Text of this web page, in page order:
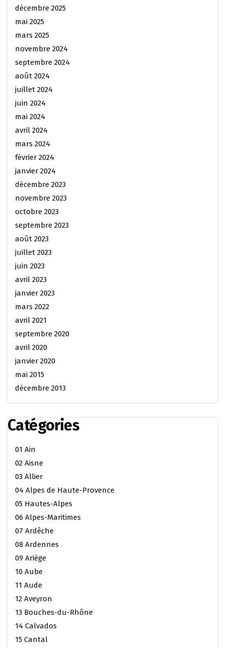
décembre 2025
mai 2025
mars 2025
novembre 2024
septembre 2024
août 2024
juillet 2024
juin 2024
mai 2024
avril 2024
mars 2024
février 2024
janvier 2024
décembre 2023
novembre 2023
octobre 2023
septembre 2023
août 2023
juillet 2023
juin 2023
avril 2023
janvier 2023
mars 2022
avril 2021
septembre 2020
avril 2020
janvier 2020
mai 2015
décembre 2013
Catégories
01 Ain
02 Aisne
03 Allier
04 Alpes de Haute-Provence
05 Hautes-Alpes
06 Alpes-Maritimes
07 Ardêche
08 Ardennes
09 Ariège
10 Aube
11 Aude
12 Aveyron
13 Bouches-du-Rhône
14 Calvados
15 Cantal